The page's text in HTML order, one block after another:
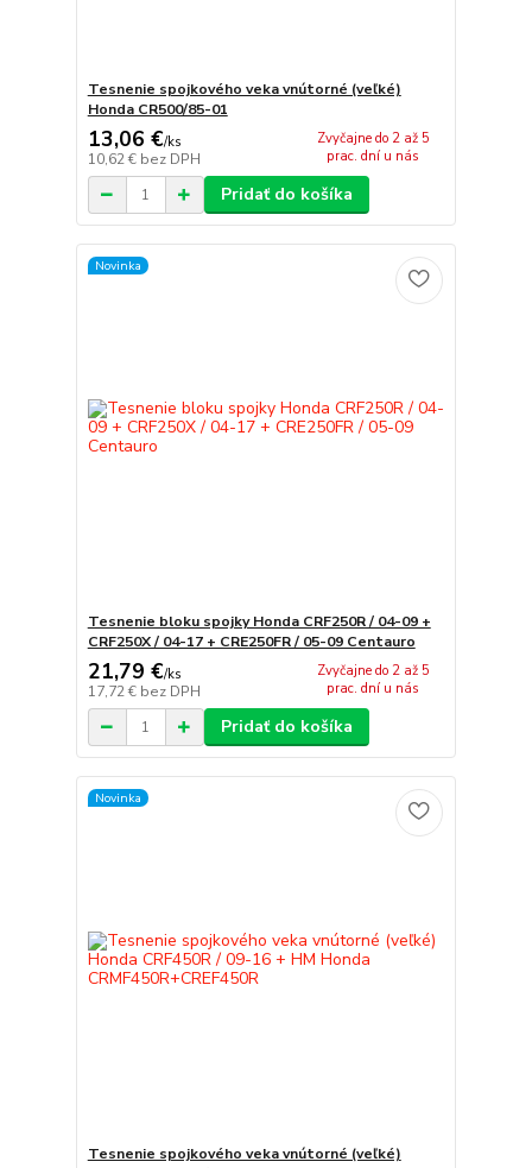
Tesnenie spojkového veka vnútorné (veľké)
Honda CR500/85-01
13,06 €/ks
10,62 € bez DPH
Zvyčajne do 2 až 5
prac. dní u nás
Pridať do košíka
Novinka
Tesnenie bloku spojky Honda CRF250R / 04-09 +
CRF250X / 04-17 + CRE250FR / 05-09 Centauro
21,79 €/ks
17,72 € bez DPH
Zvyčajne do 2 až 5
prac. dní u nás
Pridať do košíka
Novinka
Tesnenie spojkového veka vnútorné (veľké)